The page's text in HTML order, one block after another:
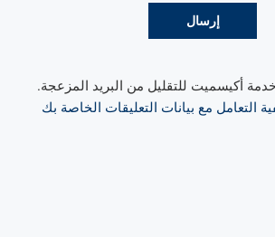
أكيسميت للتقليل من البريد المزعجة.
التعامل مع بيانات التعليقات الخاصة بك